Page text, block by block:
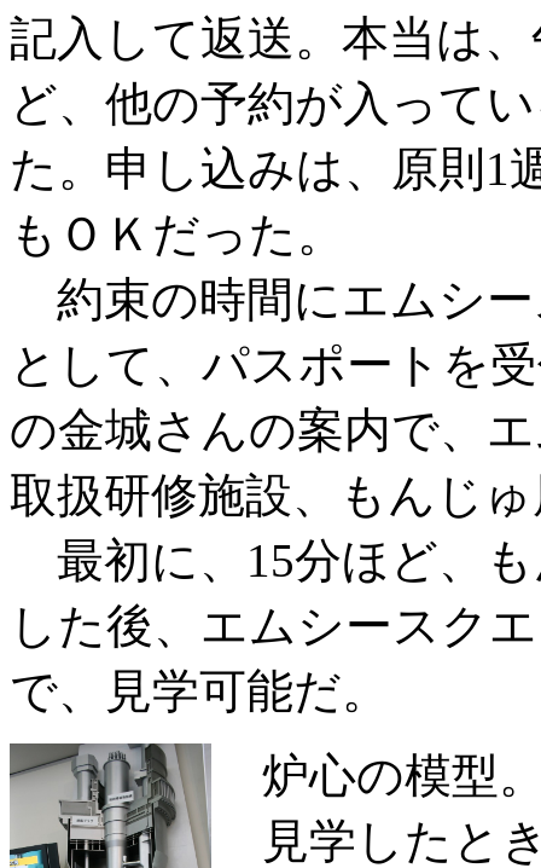
記入して返送。本当は
ど、他の予約が入って
た。申し込みは、原則1
もＯＫだった。
約束の時間にエムシ
として、パスポートを
の金城さんの案内で、
取扱研修施設、もんじ
最初に、15分ほど、
した後、エムシースク
で、見学可能だ。
炉心の模型
見学したと